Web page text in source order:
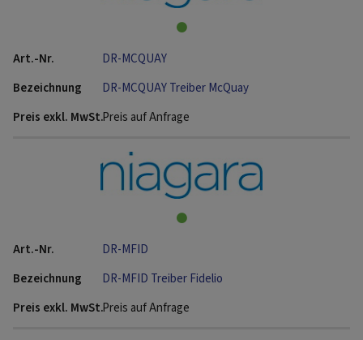
DR-MCQUAY
DR-MCQUAY Treiber McQuay
Preis auf Anfrage
DR-MFID
DR-MFID Treiber Fidelio
Preis auf Anfrage